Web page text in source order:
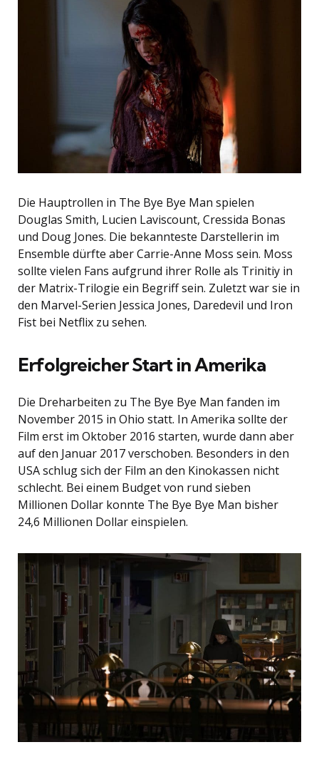
Die Hauptrollen in The Bye Bye Man spielen
Douglas Smith, Lucien Laviscount, Cressida Bonas
und Doug Jones. Die bekannteste Darstellerin im
Ensemble dürfte aber Carrie-Anne Moss sein. Moss
sollte vielen Fans aufgrund ihrer Rolle als Trinitiy in
der Matrix-Trilogie ein Begriff sein. Zuletzt war sie in
den Marvel-Serien Jessica Jones, Daredevil und Iron
Fist bei Netflix zu sehen.
Erfolgreicher Start in Amerika
Die Dreharbeiten zu The Bye Bye Man fanden im
November 2015 in Ohio statt. In Amerika sollte der
Film erst im Oktober 2016 starten, wurde dann aber
auf den Januar 2017 verschoben. Besonders in den
USA schlug sich der Film an den Kinokassen nicht
schlecht. Bei einem Budget von rund sieben
Millionen Dollar konnte The Bye Bye Man bisher
24,6 Millionen Dollar einspielen.